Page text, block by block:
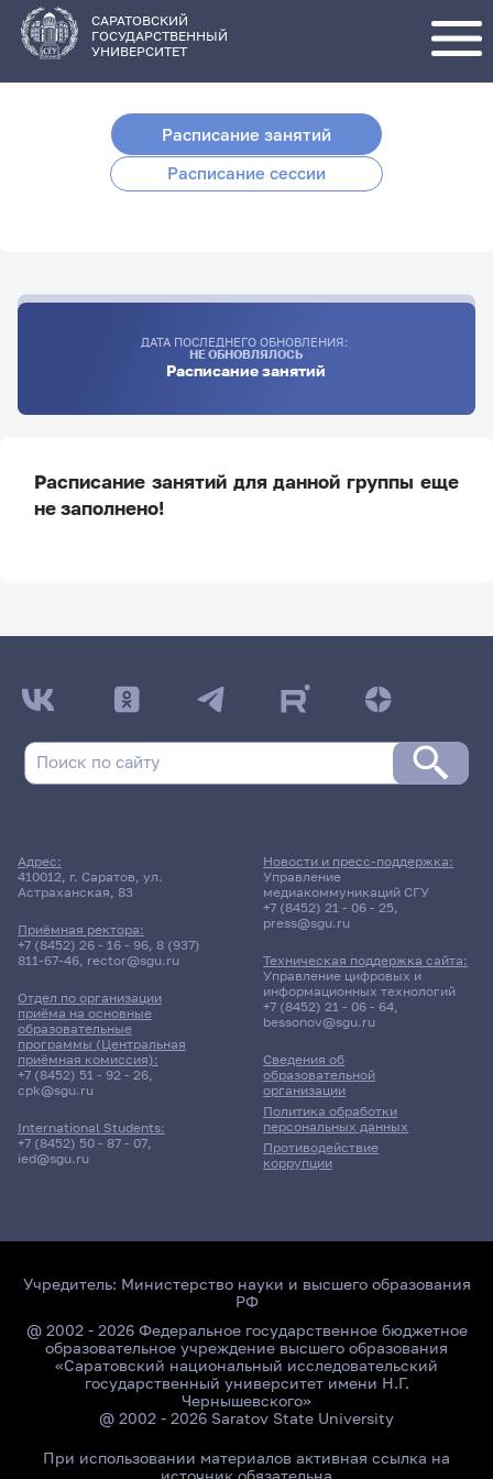
основному
содержанию
САРАТОВСКИЙ
ГОСУДАРСТВЕННЫЙ
УНИВЕРСИТЕТ
Расписание занятий
Расписание сессии
ДАТА ПОСЛЕДНЕГО ОБНОВЛЕНИЯ:
НЕ ОБНОВЛЯЛОСЬ
Расписание занятий
Расписание занятий для данной группы еще
не заполнено!
ДАТА ПОСЛЕДНЕГО ОБНОВЛЕНИЯ:
НЕ ОБНОВЛЯЛОСЬ
Адрес:
410012, г. Саратов, ул.
Астраханская, 83
Приёмная ректора:
+7 (8452) 26 - 16 - 96, 8 (937)
811-67-46, rector@sgu.ru
Отдел по организации
приёма на основные
образовательные
программы (Центральная
приёмная комиссия):
+7 (8452) 51 - 92 - 26,
cpk@sgu.ru
International Students:
+7 (8452) 50 - 87 - 07,
ied@sgu.ru
Сведения об
образовательной
организации
Политика обработки
персональных данных
Противодействие
коррупции
Новости и пресс-поддержка:
Управление
медиакоммуникаций СГУ
+7 (8452) 21 - 06 - 25,
press@sgu.ru
Техническая поддержка сайта:
Управление цифровых и
информационных технологий
+7 (8452) 21 - 06 - 64,
bessonov@sgu.ru
Учредитель: Министерство науки и высшего образования
РФ
@ 2002 - 2026 Федеральное государственное бюджетное
образовательное учреждение высшего образования
«Саратовский национальный исследовательский
государственный университет имени Н.Г.
Чернышевского»
@ 2002 - 2026 Saratov State University
При использовании материалов активная ссылка на
источник обязательна